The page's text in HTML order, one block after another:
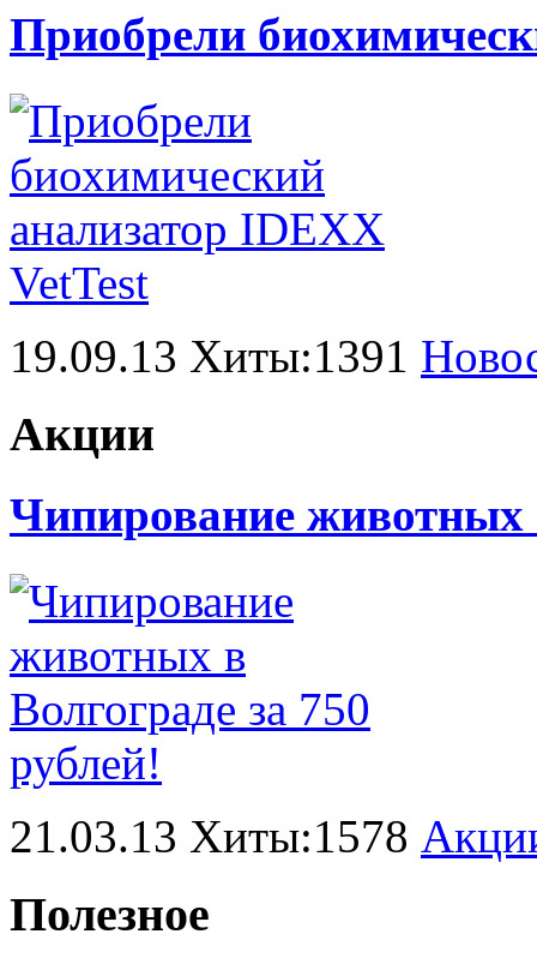
Приобрели
19.09.13 Хиты:1391
Акции
Чипирование животных
21.03.13 Хиты:1578
Полезное